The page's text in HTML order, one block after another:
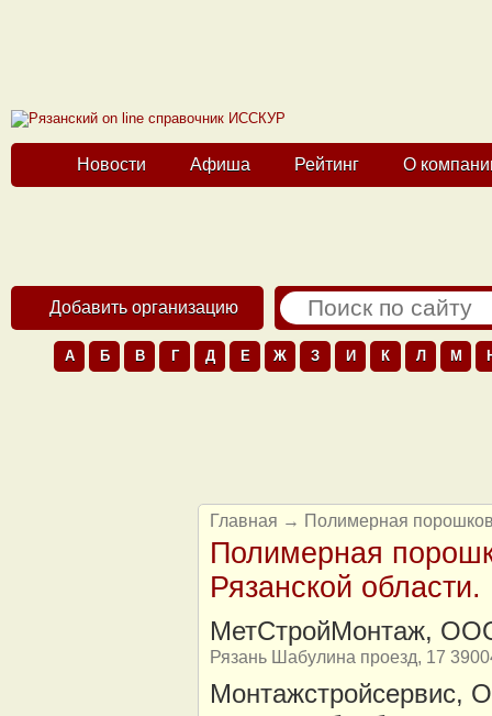
Новости Афиша Рейтинг О
Добавить организацию
А Б В Г Д Е Ж З И К Л М
Главная → Полимерная
Полимерная
Рязанской области.
МетСтройМонтаж,
Рязань Шабулина проезд, 17
Монтажстройсервис,